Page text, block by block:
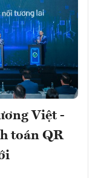
Việt -
toán QR